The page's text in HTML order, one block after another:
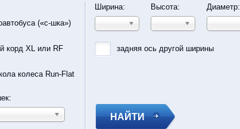
(«с-шка»)
корд XL или RF
колеса Run-Flat
Ширина: Высота: Диаметр:
задняя ось другой ширины
НАЙТИ